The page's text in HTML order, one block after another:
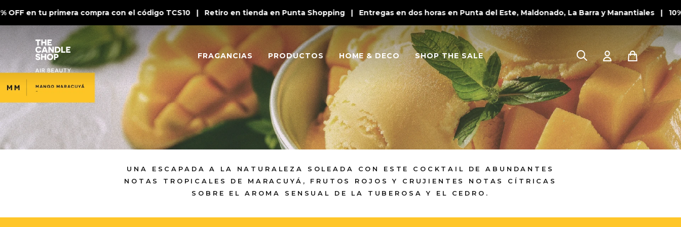
en tu primera compra con el código TCS10 | Retiro en tienda en Punta Shopping | Entregas en dos horas en Punta del Este, Maldonado, La Barra y Manantiales |
FRAGANCIAS PRODUCTOS HOME & DECO SHOP THE SALE
UNA ESCAPADA A LA NATURALEZA SOLEADA CON ESTE COCKTAIL DE ABUNDANTES
NOTAS TROPICALES DE MARACUYÁ, FRUTOS ROJOS Y CRUJIENTES NOTAS CÍTRICAS
SOBRE EL AROMA SENSUAL DE LA TUBEROSA Y EL CEDRO.